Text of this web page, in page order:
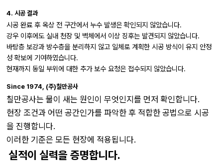
4. 시공 결과
시공 완료 후 옥상 전 구간에서 누수 발생은 확인되지 않았습니다.
강우 이후에도 실내 천장 및 벽체에서 이상 징후는 발견되지 않았습니다.
바탕층 보강과 방수층을 분리하지 않고 일체로 계획한 시공 방식이 유지 안정
성 확보에 기여하였습니다.
현재까지 동일 부위에 대한 추가 보수 요청은 접수되지 않았습니다.
Since 1974, (주)칠만공사
칠만공사는 물이 새는 원인이 무엇인지를 먼저 확인합니다.
현장 조건과 어떤 공간인가를 파악한 후 적합한 공법으로 시공
을 진행합니다.
이러한 기준은 모든 현장에 적용됩니다.
실적이 실력을 증명합니다.